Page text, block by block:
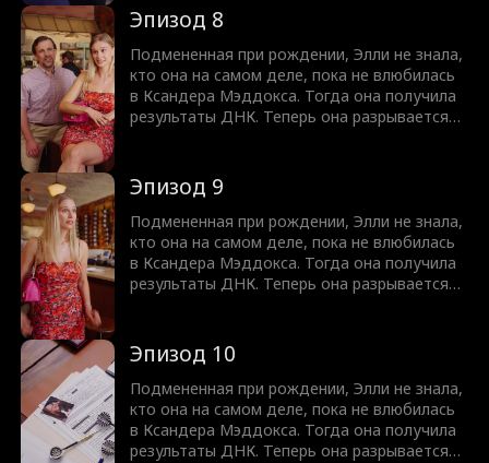
его, или скрывать правду от любимого
человека.
Эпизод 8
Подмененная при рождении, Элли не знала,
кто она на самом деле, пока не влюбилась
в Ксандера Мэддокса. Тогда она получила
результаты ДНК. Теперь она разрывается
его, или скрывать правду от любимого
человека.
Эпизод 9
Подмененная при рождении, Элли не знала,
кто она на самом деле, пока не влюбилась
в Ксандера Мэддокса. Тогда она получила
результаты ДНК. Теперь она разрывается
его, или скрывать правду от любимого
человека.
Эпизод 10
Подмененная при рождении, Элли не знала,
кто она на самом деле, пока не влюбилась
в Ксандера Мэддокса. Тогда она получила
результаты ДНК. Теперь она разрывается